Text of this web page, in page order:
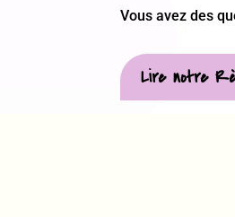
Vous avez des
Lire notre